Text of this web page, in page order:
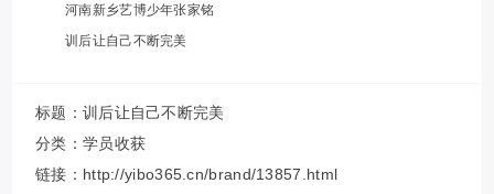
河南新乡艺博少年张家铭
训后让自己不断完美
标题：训后让自己不断完美
分类： 学员收获
链接：http://yibo365.cn/brand/13857.html